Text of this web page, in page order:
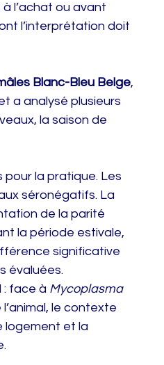
l’achat ou avant
l’interprétation doit
Blanc-Bleu Belge,
a analysé plusieurs
la saison de
la pratique. Les
séronégatifs. La
de la parité
la période estivale,
significative
évaluées.
: face à Mycoplasma
le contexte
logement et la